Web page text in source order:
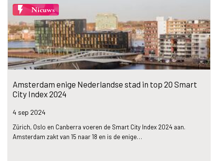
flash_on Nieuws
Amsterdam enige Nederlandse stad in top 20 Smart
City Index 2024
4 sep 2024
Zürich, Oslo en Canberra voeren de Smart City Index 2024 aan.
Amsterdam zakt van 15 naar 18 en is de enige…